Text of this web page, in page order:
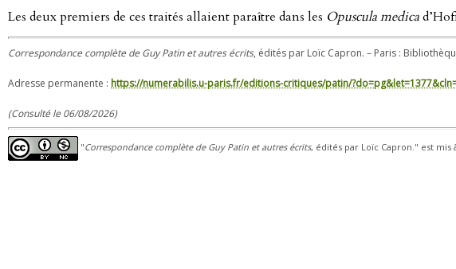
Les deux premiers de ces traités allaient paraître dans les Opuscula medica
Correspondance complète de Guy Patin et autres écrits, édités par Loïc Capron. – Paris :
Adresse permanente : https://numerabilis.u-paris.fr/editions-critiques/patin/
(Consulté le 06/08/2026)
"Correspondance complète de Guy Patin et autres écrits, édités par Loïc Capron." est